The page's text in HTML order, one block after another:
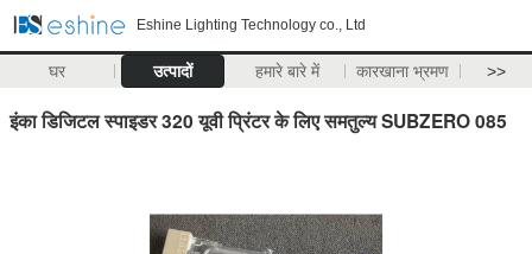
Eshine Lighting Technology co., Ltd
घर उत्पादों हमारे बारे में कारखाना भ्रमण >>
इंका डिजिटल स्पाइडर 320 यूवी प्रिंटर के लिए समतुल्य SUBZERO 085